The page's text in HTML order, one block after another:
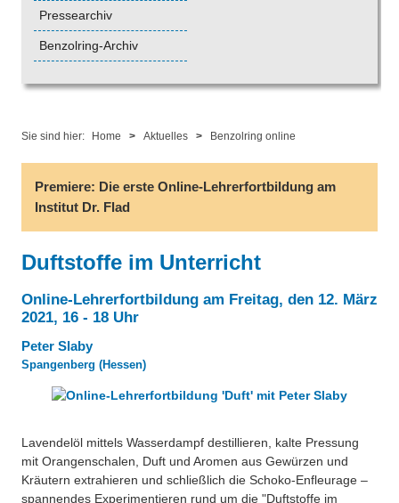
Pressearchiv
Benzolring-Archiv
Sie sind hier: Home > Aktuelles > Benzolring online
Premiere: Die erste Online-Lehrerfortbildung am
Institut Dr. Flad
Duftstoffe im Unterricht
Online-Lehrerfortbildung am Freitag, den 12. März
2021, 16 - 18 Uhr
Peter Slaby
Spangenberg (Hessen)
Lavendelöl mittels Wasserdampf destillieren, kalte Pressung
mit Orangenschalen, Duft und Aromen aus Gewürzen und
Kräutern extrahieren und schließlich die Schoko-Enfleurage –
spannendes Experimentieren rund um die "Duftstoffe im